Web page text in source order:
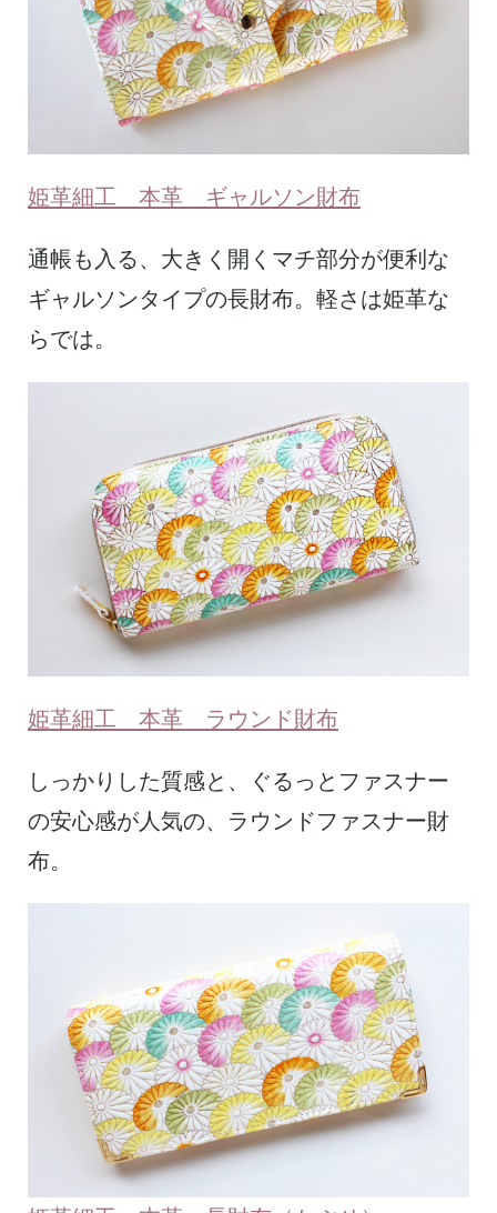
姫革細工 本革 ギャルソン財布
通帳も入る、大きく開くマチ部分が便利な
ギャルソンタイプの長財布。軽さは姫革な
らでは。
姫革細工 本革 ラウンド財布
しっかりした質感と、ぐるっとファスナー
の安心感が人気の、ラウンドファスナー財
布。